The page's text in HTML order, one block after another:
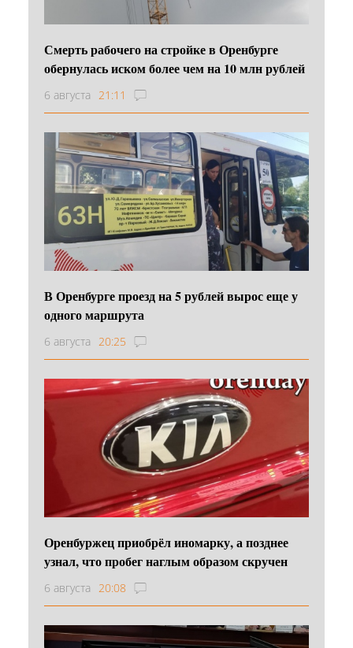
Смерть рабочего на стройке в Оренбурге
обернулась иском более чем на 10 млн рублей
6 августа 21:11
В Оренбурге проезд на 5 рублей вырос еще у
одного маршрута
6 августа 20:25
Оренбуржец приобрёл иномарку, а позднее
узнал, что пробег наглым образом скручен
6 августа 20:08